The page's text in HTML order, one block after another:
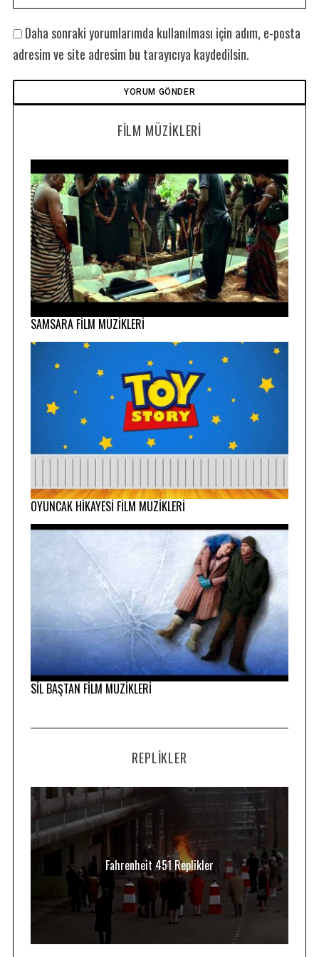
Daha sonraki yorumlarımda kullanılması için adım, e-posta
adresim ve site adresim bu tarayıcıya kaydedilsin.
FILM MÜZIKLERI
SAMSARA FİLM MÜZİKLERİ
OYUNCAK HİKAYESİ FİLM MÜZİKLERİ
SİL BAŞTAN FİLM MÜZİKLERİ
REPLIKLER
Fahrenheit 451 Replikler